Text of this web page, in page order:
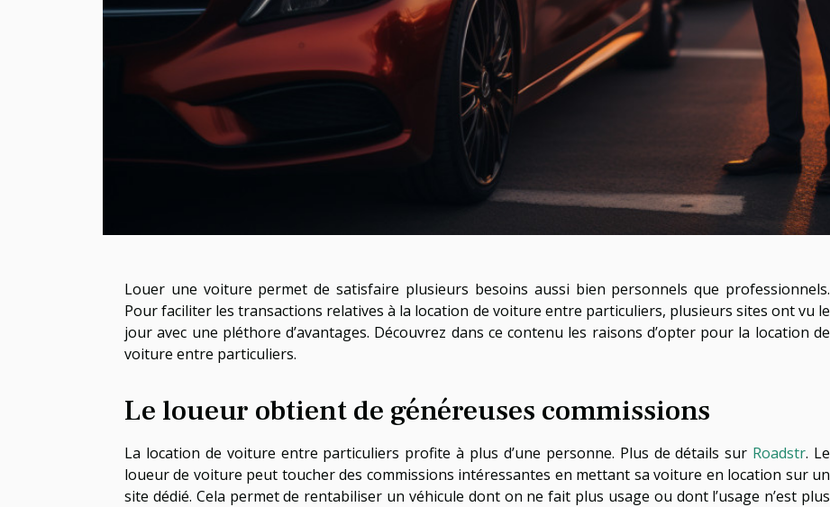
Louer une voiture permet de satisfaire plusieurs besoins aussi bien personnels que professionnels.
Pour faciliter les transactions relatives à la location de voiture entre particuliers, plusieurs sites ont vu le
jour avec une pléthore d’avantages. Découvrez dans ce contenu les raisons d’opter pour la location de
voiture entre particuliers.
Le loueur obtient de généreuses commissions
La location de voiture entre particuliers profite à plus d’une personne. Plus de détails sur Roadstr. Le
loueur de voiture peut toucher des commissions intéressantes en mettant sa voiture en location sur un
site dédié. Cela permet de rentabiliser un véhicule dont on ne fait plus usage ou dont l’usage n’est plus